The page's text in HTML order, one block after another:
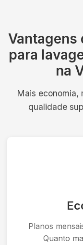
Vantagens
para
na
Mais economia,
qualidade
Planos
Quanto